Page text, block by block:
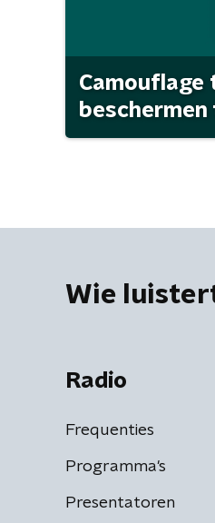
beschermen
Wie
Radio
Frequenties
Programma's
Presentatoren